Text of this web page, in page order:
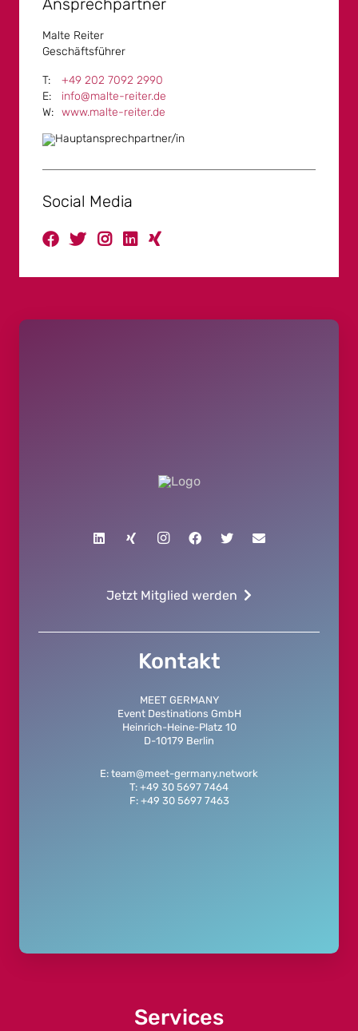
Ansprechpartner
Malte Reiter
Geschäftsführer
+49 202 7092 2990
info@malte-reiter.de
www.malte-reiter.de
Social Media
Jetzt Mitglied werden
Kontakt
MEET GERMANY
Event Destinations GmbH
Heinrich-Heine-Platz 10
D-10179 Berlin
E: team@meet-germany.network
T: +49 30 5697 7464
F: +49 30 5697 7463
Services